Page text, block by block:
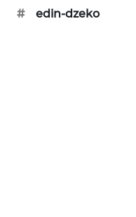
#
edin-dzeko